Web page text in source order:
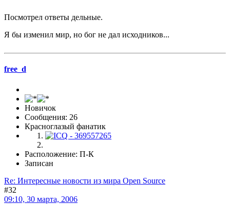
Посмотрел ответы дельные.
Я бы изменил мир, но бог не дал исходников...
free_d
Новичок
Сообщения: 26
Красноглазый фанатик
Расположение: П-К
Записан
Re: Интересные новости из мира Open Source
#32
09:10, 30 марта, 2006